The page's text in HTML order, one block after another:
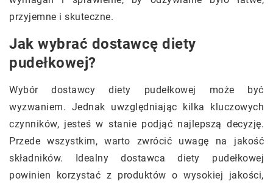
przyjemne i skuteczne.
Jak wybrać dostawcę diety
pudełkowej?
Wybór dostawcy diety pudełkowej może być
wyzwaniem. Jednak uwzględniając kilka kluczowych
czynników, jesteś w stanie podjąć najlepszą decyzję.
Przede wszystkim, warto zwrócić uwagę na jakość
składników. Idealny dostawca diety pudełkowej
powinien korzystać z produktów o wysokiej jakości,